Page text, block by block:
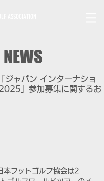
NEWS
ジャパン インターナショ
」参加募集に関するお
本フットゴルフ協会は2